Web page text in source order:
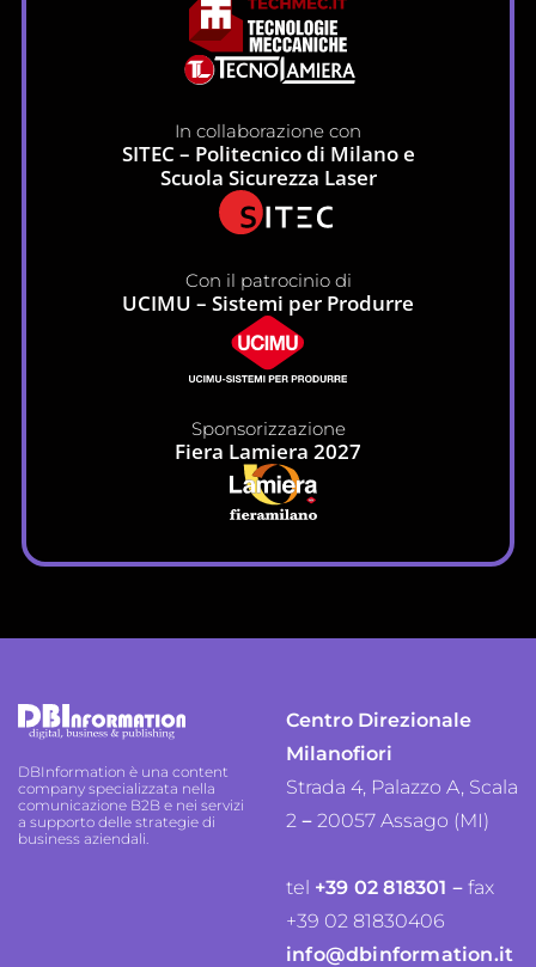
In collaborazione con
SITEC – Politecnico di Milano e
Scuola Sicurezza Laser
Con il patrocinio di
UCIMU – Sistemi per Produrre
Sponsorizzazione
Fiera Lamiera 2027
DBInformation è una content
company specializzata nella
comunicazione B2B e nei servizi
a supporto delle strategie di
business aziendali.
Centro Direzionale
Milanofiori
Strada 4, Palazzo A, Scala
2 – 20057 Assago (MI)
tel +39 02 818301 –fax
+39 02 81830406
info@dbinformation.it